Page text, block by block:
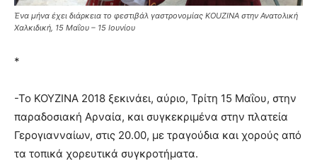
Ένα μήνα έχει διάρκεια το φεστιβάλ γαστρονομίας KOUZINA στην Ανατολική
Χαλκιδική, 15 Μαΐου – 15 Ιουνίου
*
-Το KOYZINA 2018 ξεκινάει, αύριο, Τρίτη 15 Μαΐου, στην
παραδοσιακή Αρναία, και συγκεκριμένα στην πλατεία
Γερογιανναίων, στις 20.00, με τραγούδια και χορούς από
τα τοπικά χορευτικά συγκροτήματα.